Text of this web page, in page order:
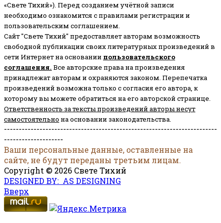
«Свете Тихий»). Перед созданием учётной записи
необходимо ознакомится с правилами регистрации и
пользовательским соглашением.
Сайт "Свете Тихий" предоставляет авторам возможность
свободной публикации своих литературных произведений в
сети Интернет на основании пользовательского
соглашения. Все авторские права на произведения
принадлежат авторам и охраняются законом. Перепечатка
произведений возможна только с согласия его автора, к
которому вы можете обратиться на его авторской странице.
Ответственность за тексты произведений авторы несут
самостоятельно на основании законодательства.
------------------------------------------------------------------------
--------------------
Ваши персональные данные, оставленные на
сайте, не будут переданы третьим лицам.
Copyright © 2026 Свете Тихий
DESIGNED BY: AS DESIGNING
Вверх